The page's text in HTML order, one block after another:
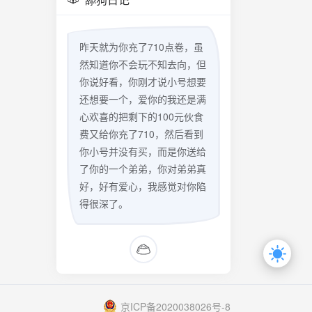
昨天就为你充了710点卷，虽
然知道你不会玩不知去向，但
你说好看，你刚才说小号想要
还想要一个，爱你的我还是满
心欢喜的把剩下的100元伙食
费又给你充了710，然后看到
你小号并没有买，而是你送给
了你的一个弟弟，你对弟弟真
好，好有爱心，我感觉对你陷
得很深了。
京ICP备2020038026号-8